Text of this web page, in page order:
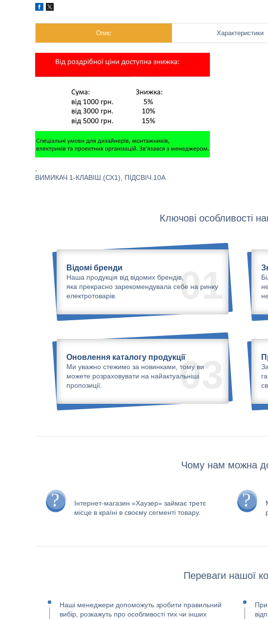
Опис Характеристики
ВИМИКАЧ 1-КЛАВІШ.(СХ1), ПІДСВІЧ.10A
Ключові особливості
01
Відомі бренди
Наша продукція від відомих брендів,
яка прекрасно зарекомендувала себе на ринку
електротоварів.
03
Оновлення каталогу продукції
Ми уважно стежимо за новинками, тому ви
можете розраховувати на найактуальніші
пропозиції.
Чому нам можна
Інтернет-магазин «Хаузер» займає третє
місце в країні в своєму сегменті товару.
Переваги нашої
Наші менеджери допоможуть зробити правильний
вибір, розкажуть про особливості тих чи інших
При